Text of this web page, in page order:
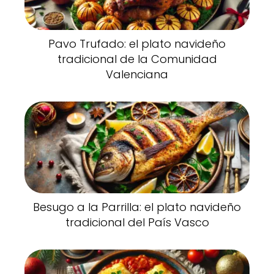
Pavo Trufado: el plato navideño
tradicional de la Comunidad
Valenciana
Besugo a la Parrilla: el plato navideño
tradicional del País Vasco